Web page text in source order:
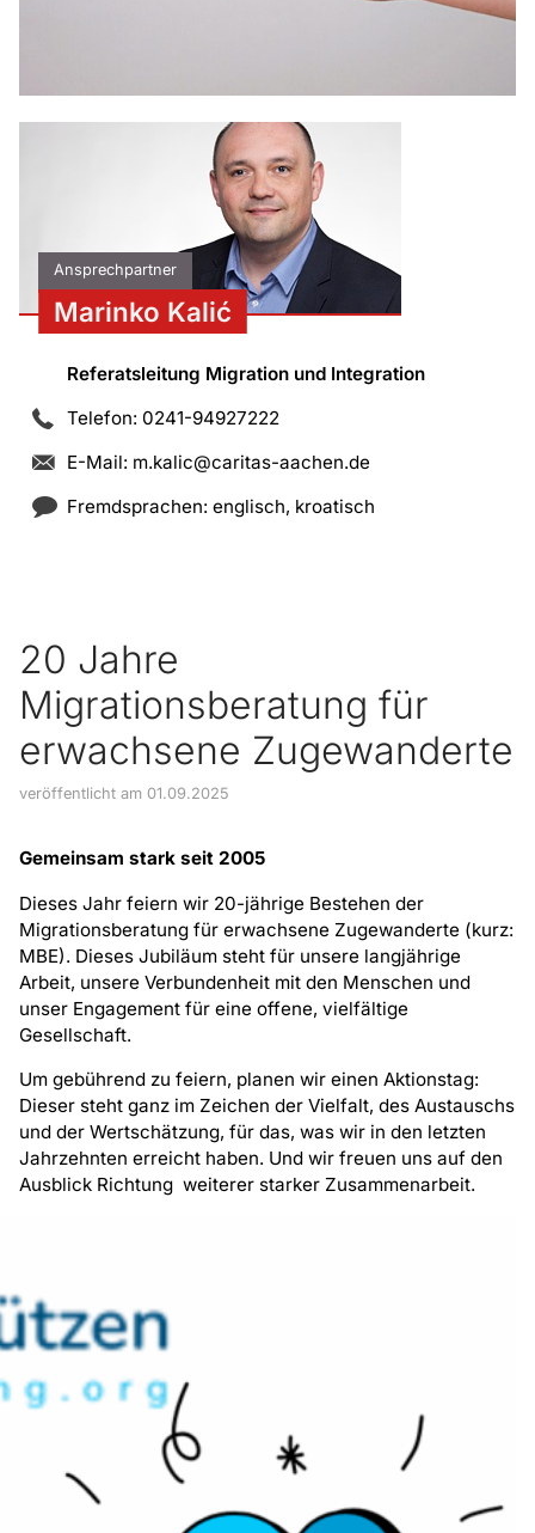
20 Jahre
Migrationsberatung für
erwachsene Zugewanderte
veröffentlicht am 01.09.2025
Gemeinsam stark seit 2005
Dieses Jahr feiern wir 20-jährige Bestehen der
Migrationsberatung für erwachsene Zugewanderte (kurz:
MBE). Dieses Jubiläum steht für unsere langjährige
Arbeit, unsere Verbundenheit mit den Menschen und
unser Engagement für eine offene, vielfältige
Gesellschaft.
Um gebührend zu feiern, planen wir einen Aktionstag:
Dieser steht ganz im Zeichen der Vielfalt, des Austauschs
und der Wertschätzung, für das, was wir in den letzten
Jahrzehnten erreicht haben. Und wir freuen uns auf den
Ausblick Richtung weiterer starker Zusammenarbeit.
Ansprechpartner
Marinko Kalić
Referatsleitung Migration und Integration
Telefon: 0241-94927222
E-Mail: m.kalic@caritas-aachen.de
Fremdsprachen: englisch, kroatisch